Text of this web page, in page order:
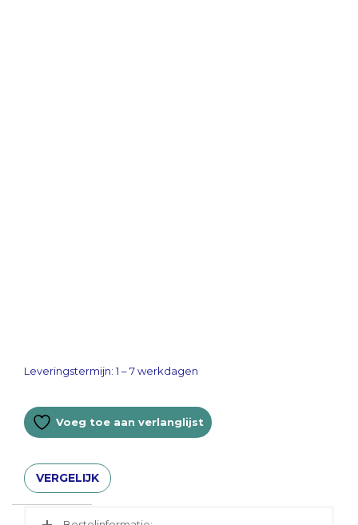
Leveringstermijn: 1 – 7 werkdagen
Voeg toe aan verlanglijst
VERGELIJK